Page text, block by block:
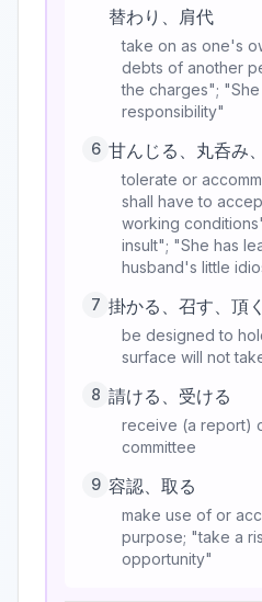
替わり、肩代
take on as one's
debts of another
the charges";
responsibility"
6 甘んじる、丸呑み
tolerate or
shall have to
working
insult"; "She has
husband's little
7 掛かる、召す、頂
be designed to
surface will not
8 請ける、受ける
receive (a report)
committee
9 容認、取る
make use of or
purpose; "take a
opportunity"